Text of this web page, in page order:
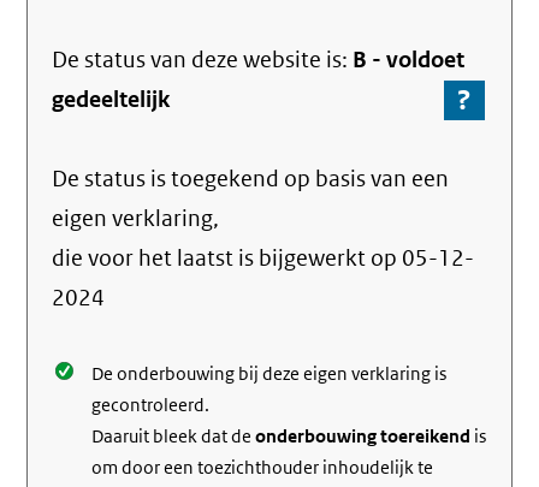
De status van dezewebsite is: B -voldoet
gedeeltelijk
?
Ga
over
De status is toegekend op basis van een
eigen verklaring,
die voor het laatst is bijgewerkt op 05-12-
2024
De onderbouwing bij deze eigen verklaring is
gecontroleerd.
Daaruit bleek dat deonderbouwing toereikend is
om door een toezichthouder inhoudelijk te